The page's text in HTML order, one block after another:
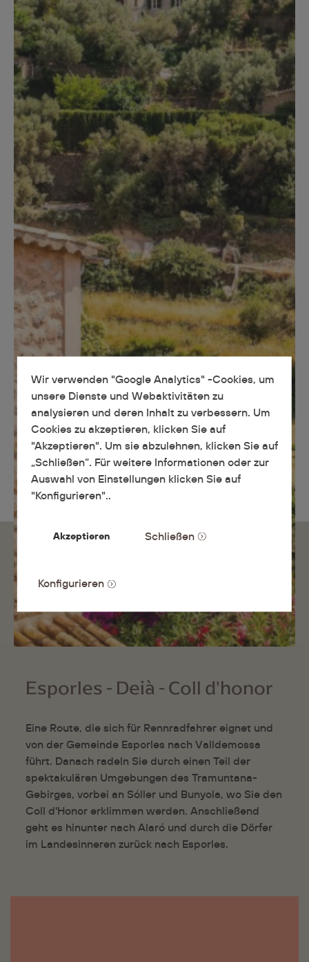
Esporles - Deià - Coll d'honor
Eine Route, die sich für Rennradfahrer eignet und
von der Gemeinde Esporles nach Valldemossa
führt. Danach radeln Sie durch einen Teil der
spektakulären Umgebungen des Tramuntana-
Gebirges, vorbei an Sóller und Bunyola, wo Sie den
Coll d'Honor erklimmen werden. Anschließend
geht es hinunter nach Alaró und durch die Dörfer
im Landesinneren zurück nach Esporles.
Wir verwenden "Google Analytics" -Cookies, um
unsere Dienste und Webaktivitäten zu
analysieren und deren Inhalt zu verbessern. Um
Cookies zu akzeptieren, klicken Sie auf
"Akzeptieren". Um sie abzulehnen, klicken Sie auf
„Schließen“. Für weitere Informationen oder zur
Auswahl von Einstellungen klicken Sie auf
"Konfigurieren"..
Akzeptieren Schließen
Konfigurieren